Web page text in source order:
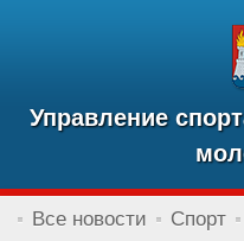
Управление
Все новости Спорт